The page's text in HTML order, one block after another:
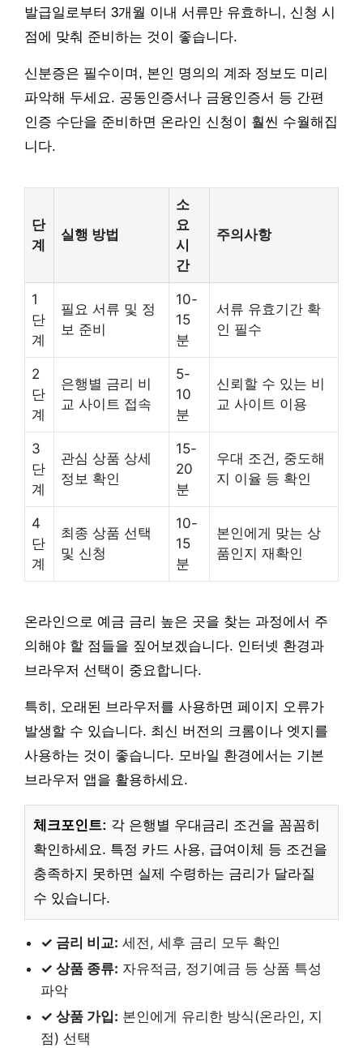
발급일로부터 3개월 이내 서류만 유효하니, 신청 시
점에 맞춰 준비하는 것이 좋습니다.
신분증은 필수이며, 본인 명의의 계좌 정보도 미리
파악해 두세요. 공동인증서나 금융인증서 등 간편
인증 수단을 준비하면 온라인 신청이 훨씬 수월해집
니다.
단
계
실행 방법
소
요
시
간
주의사항
1
단
계
필요 서류 및 정
보 준비
10-
15
분
서류 유효기간 확
인 필수
2
단
계
은행별 금리 비
교 사이트 접속
5-
10
분
신뢰할 수 있는 비
교 사이트 이용
3
단
계
관심 상품 상세
정보 확인
15-
20
분
우대 조건, 중도해
지 이율 등 확인
4
단
계
최종 상품 선택
및 신청
10-
15
분
본인에게 맞는 상
품인지 재확인
온라인으로 예금 금리 높은 곳을 찾는 과정에서 주
의해야 할 점들을 짚어보겠습니다. 인터넷 환경과
브라우저 선택이 중요합니다.
특히, 오래된 브라우저를 사용하면 페이지 오류가
발생할 수 있습니다. 최신 버전의 크롬이나 엣지를
사용하는 것이 좋습니다. 모바일 환경에서는 기본
브라우저 앱을 활용하세요.
체크포인트: 각 은행별 우대금리 조건을 꼼꼼히
확인하세요. 특정 카드 사용, 급여이체 등 조건을
충족하지 못하면 실제 수령하는 금리가 달라질
수 있습니다.
✓ 금리 비교: 세전, 세후 금리 모두 확인
✓ 상품 종류: 자유적금, 정기예금 등 상품 특성
파악
✓ 상품 가입: 본인에게 유리한 방식(온라인, 지
점) 선택